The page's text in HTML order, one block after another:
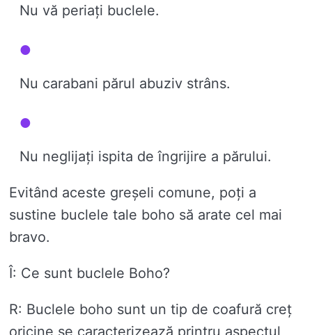
Nu vă periați buclele.
Nu carabani părul abuziv strâns.
Nu neglijați ispita de îngrijire a părului.
Evitând aceste greșeli comune, poți a
sustine buclele tale boho să arate cel mai
bravo.
Î: Ce sunt buclele Boho?
R: Buclele boho sunt un tip de coafură creț
oricine se caracterizează printru aspectul